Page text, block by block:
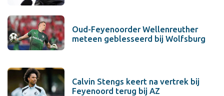
Oud-Feyenoorder Wellenreuther
meteen geblesseerd bij Wolfsburg
Calvin Stengs keert na vertrek bij
Feyenoord terug bij AZ